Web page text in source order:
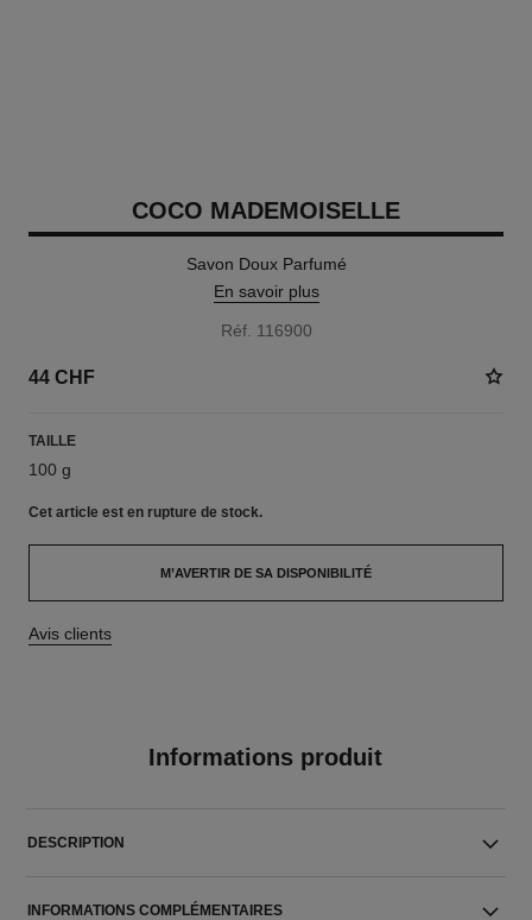
COCO MADEMOISELLE
Savon Doux Parfumé
En savoir plus
Réf. 116900
44 CHF
TAILLE
100 g
Cet article est en rupture de stock.
M’AVERTIR DE SA DISPONIBILITÉ
Avis clients
Informations produit
DESCRIPTION
INFORMATIONS COMPLÉMENTAIRES